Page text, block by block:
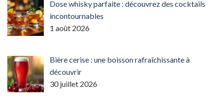
Dose whisky parfaite : découvrez des cocktails
incontournables
1 août 2026
Bière cerise : une boisson rafraîchissante à
découvrir
30 juillet 2026